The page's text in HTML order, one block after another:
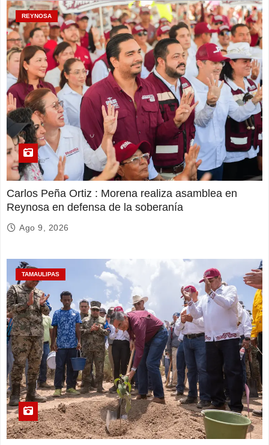
REYNOSA
Carlos Peña Ortiz : Morena realiza asamblea en
Reynosa en defensa de la soberanía
Ago 9, 2026
TAMAULIPAS